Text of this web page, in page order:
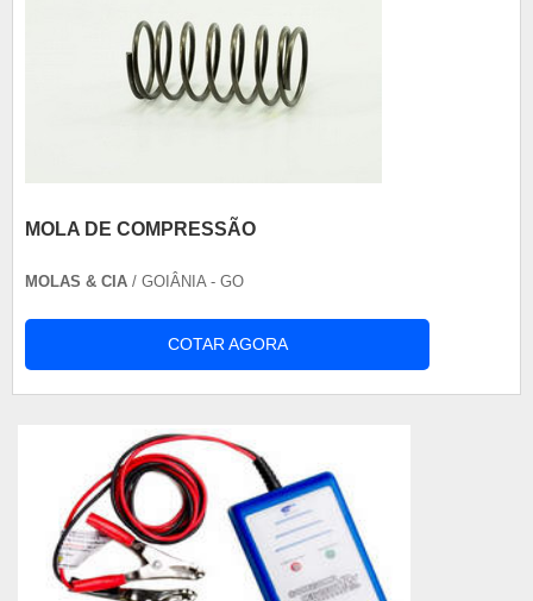
MOLA DE COMPRESSÃO
MOLAS & CIA / GOIÂNIA - GO
COTAR AGORA